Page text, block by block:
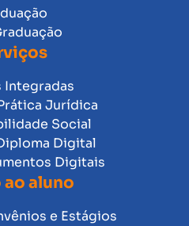
Integradas
Jurídica
Social
Digital
Digitais
aluno
e Estágios